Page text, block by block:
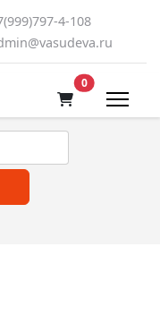
4-108
0В корзину